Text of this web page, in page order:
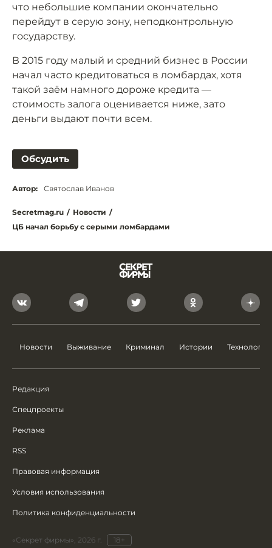
что небольшие компании окончательно
перейдут в серую зону, неподконтрольную
государству.
В 2015 году малый и средний бизнес в России
начал часто кредитоваться в ломбардах, хотя
такой заём намного дороже кредита —
стоимость залога оценивается ниже, зато
деньги выдают почти всем.
Обсудить
Автор: Святослав Иванов
Secretmag.ru / Новости /
ЦБ начал борьбу с серыми ломбардами
Новости Выживание Криминал Истории Технологии
Редакция
Спецпроекты
Реклама
RSS
Правовая информация
Условия использования
Политика конфиденциальности
«Секрет фирмы», 2026 г. 18+